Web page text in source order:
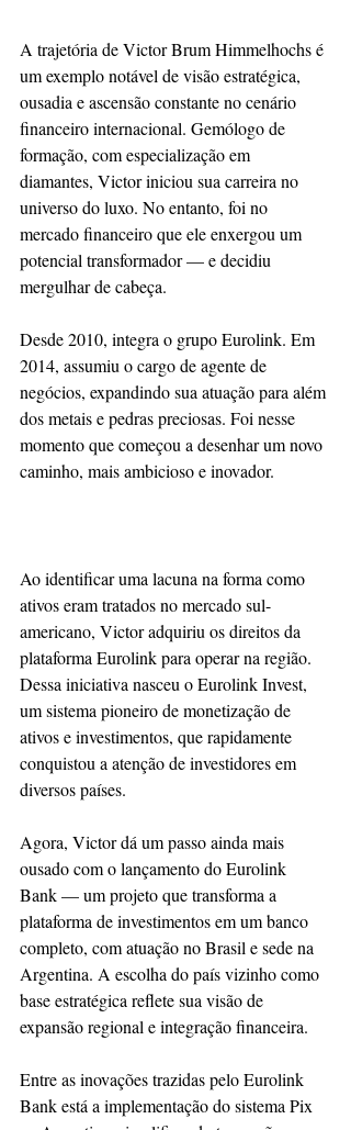
A trajetória de Victor Brum Himmelhochs é
um exemplo notável de visão estratégica,
ousadia e ascensão constante no cenário
financeiro internacional. Gemólogo de
formação, com especialização em
diamantes, Victor iniciou sua carreira no
universo do luxo. No entanto, foi no
mercado financeiro que ele enxergou um
potencial transformador — e decidiu
mergulhar de cabeça.
Desde 2010, integra o grupo Eurolink. Em
2014, assumiu o cargo de agente de
negócios, expandindo sua atuação para além
dos metais e pedras preciosas. Foi nesse
momento que começou a desenhar um novo
caminho, mais ambicioso e inovador.
Ao identificar uma lacuna na forma como
ativos eram tratados no mercado sul-
americano, Victor adquiriu os direitos da
plataforma Eurolink para operar na região.
Dessa iniciativa nasceu o Eurolink Invest,
um sistema pioneiro de monetização de
ativos e investimentos, que rapidamente
conquistou a atenção de investidores em
diversos países.
Agora, Victor dá um passo ainda mais
ousado com o lançamento do Eurolink
Bank — um projeto que transforma a
plataforma de investimentos em um banco
completo, com atuação no Brasil e sede na
Argentina. A escolha do país vizinho como
base estratégica reflete sua visão de
expansão regional e integração financeira.
Entre as inovações trazidas pelo Eurolink
Bank está a implementação do sistema Pix